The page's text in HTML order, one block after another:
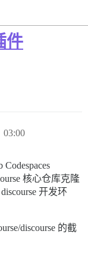
件
03:00
核心仓库克隆
开发环
discourse 的截